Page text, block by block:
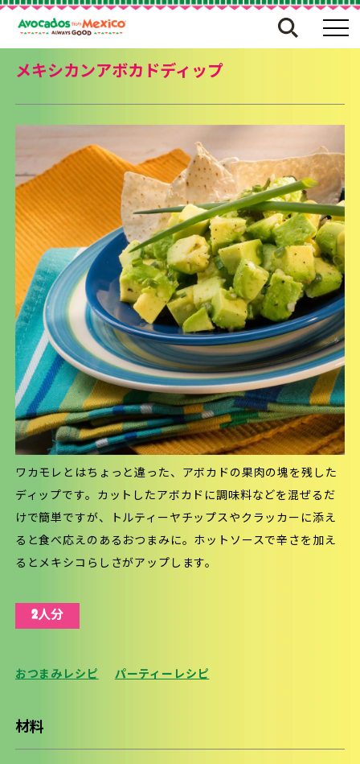
メキシカンアボカドディップ
ワカモレとはちょっと違った、アボカドの果肉の塊を残した
ディップです。カットしたアボカドに調味料などを混ぜるだ
けで簡単ですが、トルティーヤチップスやクラッカーに添え
ると食べ応えのあるおつまみに。ホットソースで辛さを加え
るとメキシコらしさがアップします。
2人分
おつまみレシピ パーティーレシピ
材料